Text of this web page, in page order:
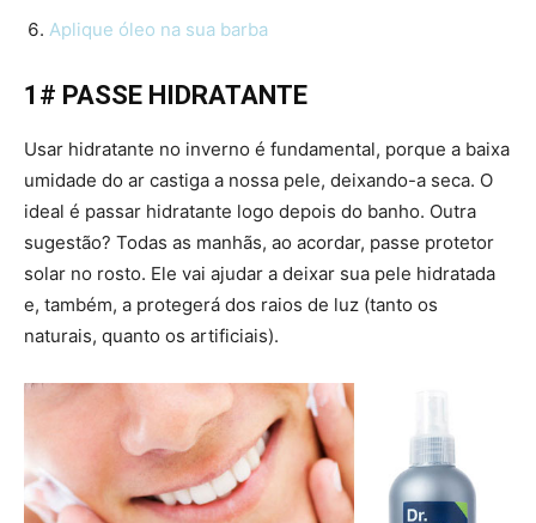
Aplique óleo na sua barba
1# PASSE HIDRATANTE
Usar hidratante no inverno é fundamental, porque a baixa
umidade do ar castiga a nossa pele, deixando-a seca. O
ideal é passar hidratante logo depois do banho. Outra
sugestão? Todas as manhãs, ao acordar, passe protetor
solar no rosto. Ele vai ajudar a deixar sua pele hidratada
e, também, a protegerá dos raios de luz (tanto os
naturais, quanto os artificiais).